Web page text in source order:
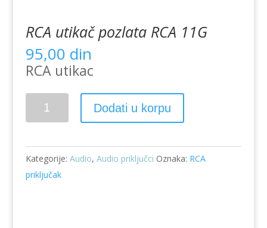
RCA utikač pozlata RCA 11G
95,00 din
RCA utikac
RCA
utikač
RCA
11G
količina
Dodati u korpu
Kategorije: Audio, Audio priključci Oznaka: RCA
priključak